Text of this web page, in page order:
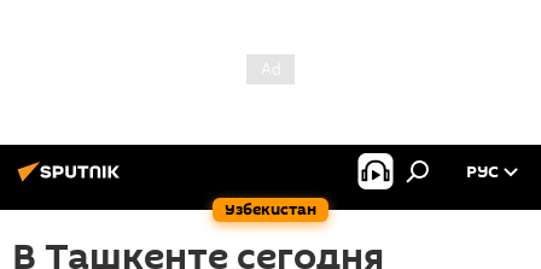
Узбекистан
РУС
В Ташкенте сегодня